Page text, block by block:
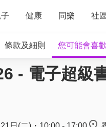
健康 同樂 社
條款及細則 您可能會喜歡
- 電子超級